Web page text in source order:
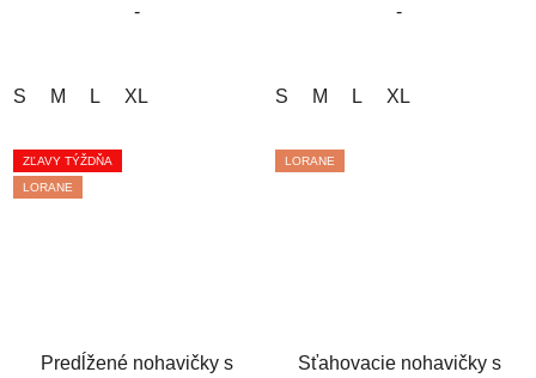
hviezdičiek.
-
S M L XL
hviezdičiek.
-
S M L XL
ZĽAVY TÝŽDŇA
LORANE
Predĺžené nohavičky s
LORANE
Sťahovacie nohavičky s